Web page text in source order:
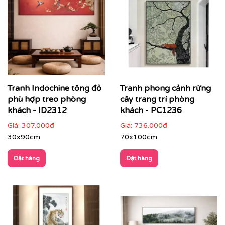
Tranh Indochine tông đỏ
phù hợp treo phòng
khách - ID2312
Giá: 307.000đ
30x90cm
Đặt hàng
Tranh phong cảnh rừng
cây trang trí phòng
khách - PC1236
Giá: 736.000đ
70x100cm
Đặt hàng